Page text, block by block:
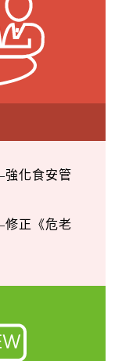
強化食安管
正《危老